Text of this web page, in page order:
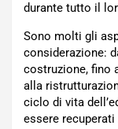
durante tutto il
Sono molti gli
considerazione:
costruzione, fino
alla
ciclo di vita
essere